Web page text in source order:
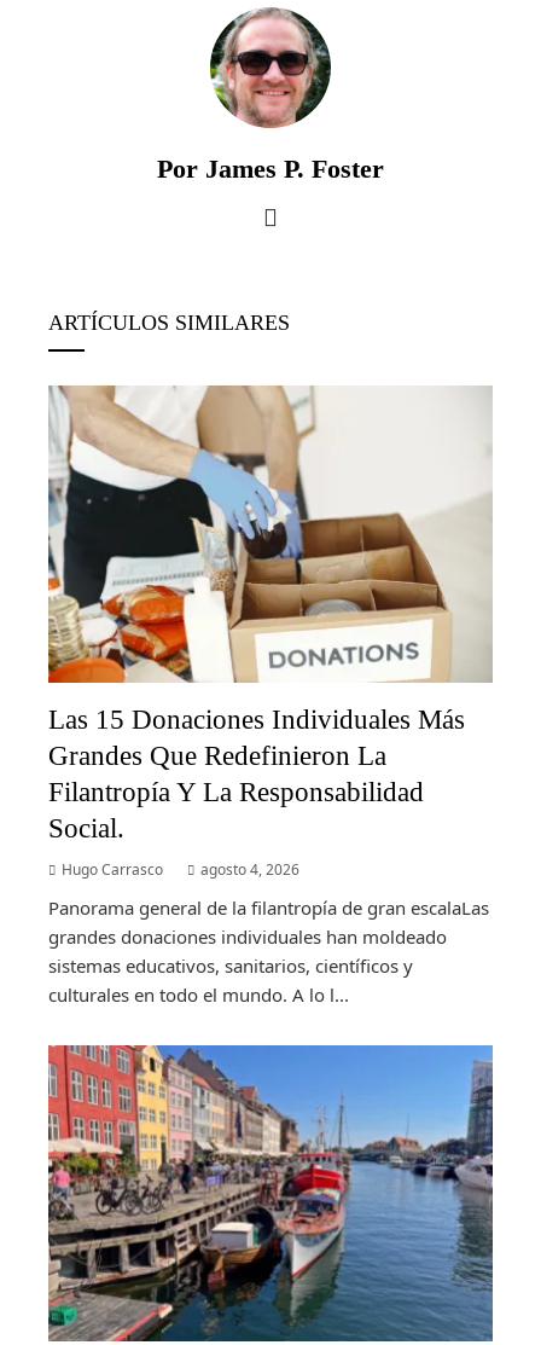
Por James P. Foster
ARTÍCULOS SIMILARES
Las 15 Donaciones Individuales Más
Grandes Que Redefinieron La
Filantropía Y La Responsabilidad
Social.
Hugo Carrasco agosto 4, 2026
Panorama general de la filantropía de gran escalaLas
grandes donaciones individuales han moldeado
sistemas educativos, sanitarios, científicos y
culturales en todo el mundo. A lo l...